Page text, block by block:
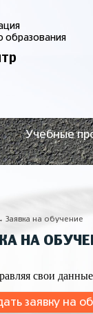
образования
Учебные
Заявка на обучение
НА
свои
заявку на